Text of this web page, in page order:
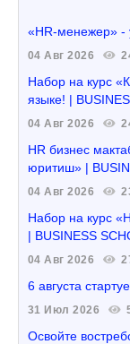
«HR-менежер» -
04 Авг 2026
Набор на курс
языке! |
04 Авг 2026
HR бизнес
юритиш» |
04 Авг 2026
Набор на курс
| BUSINESS
04 Авг 2026
6 августа
31 Июл 2026
Освойте